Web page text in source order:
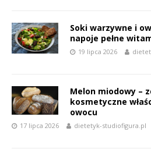
Soki warzywne i
napoje pełne
19 lipca 2026
Melon miodowy –
kosmetyczne
owocu
17 lipca 2026 dietetyk-studiofigura.pl